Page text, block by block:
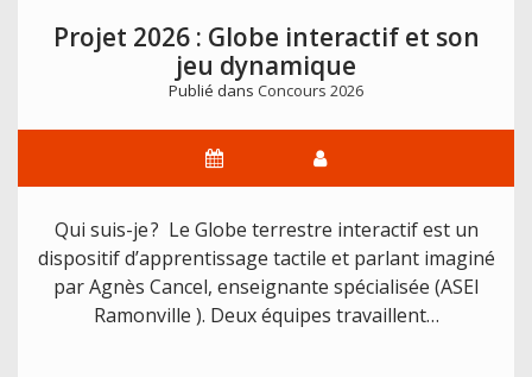
du
Verger
adapté
Projet 2026 : Globe interactif et son
jeu dynamique
Publié dans Concours 2026
Qui suis-je ? Le Globe terrestre interactif est un
dispositif d’apprentissage tactile et parlant imaginé
par Agnès Cancel, enseignante spécialisée (ASEI
Ramonville ). Deux équipes travaillent…